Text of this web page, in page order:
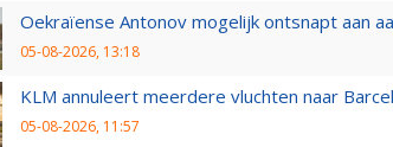
Oekraïense Antonov mogelijk ontsnapt aan
05-08-2026, 13:18
KLM annuleert meerdere vluchten naar
05-08-2026, 11:57